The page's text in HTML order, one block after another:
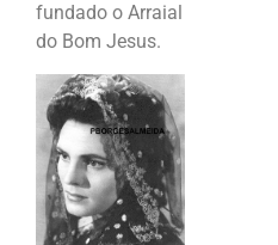
fundado o Arraial
do Bom Jesus.